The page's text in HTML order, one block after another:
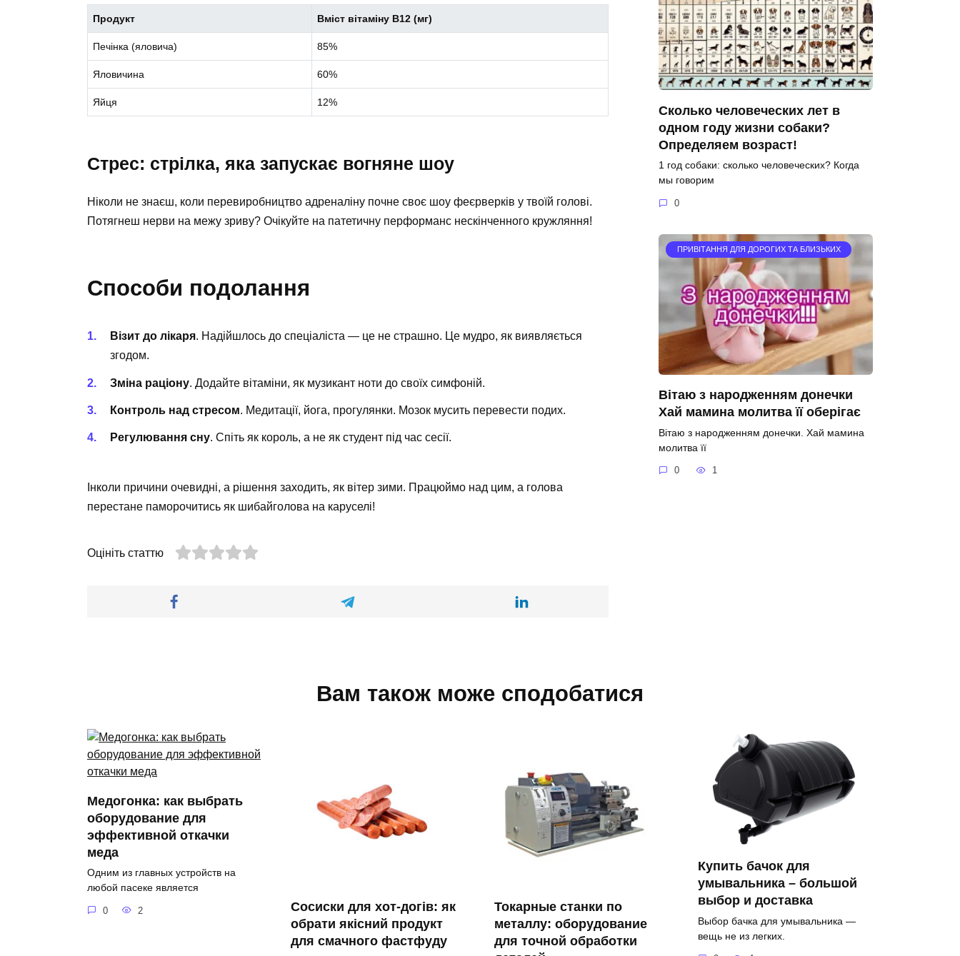
Продукт Вміст вітаміну В12 (мг)
Печінка (яловича) 85%
Яловичина 60%
Яйця 12%
Стрес: стрілка, яка запускає вогняне шоу
Ніколи не знаєш, коли перевиробництво адреналіну почне своє шоу феєрверків у твоїй голові.
Потягнеш нерви на межу зриву? Очікуйте на патетичну перформанс нескінченного кружляння!
Способи подолання
Візит до лікаря. Надійшлось до спеціаліста — це не страшно. Це мудро, як виявляється
згодом.
Зміна раціону. Додайте вітаміни, як музикант ноти до своїх симфоній.
Контроль над стресом. Медитації, йога, прогулянки. Мозок мусить перевести подих.
Регулювання сну. Спіть як король, а не як студент під час сесії.
Інколи причини очевидні, а рішення заходить, як вітер зими. Працюймо над цим, а голова
перестане паморочитись як шибайголова на каруселі!
Оцініть статтю
Сколько человеческих лет в
одном году жизни собаки?
Определяем возраст!
1 год собаки: сколько человеческих? Когда
мы говорим
0
ПРИВІТАННЯ ДЛЯ ДОРОГИХ ТА БЛИЗЬКИХ
Вітаю з народженням донечки
Хай мамина молитва її оберігає
Вітаю з народженням донечки. Хай мамина
молитва її
0 1
Вам також може сподобатися
Медогонка: как выбрать
оборудование для
эффективной откачки
меда
Одним из главных устройств на
любой пасеке является
0 2
Сосиски для хот-догів: як
обрати якісний продукт
для смачного фастфуду
Токарные станки по
металлу: оборудование
для точной обработки
Купить бачок для
умывальника – большой
выбор и доставка
Выбор бачка для умывальника —
вещь не из легких.